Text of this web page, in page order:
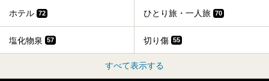
ホテル 72 ひとり旅・一人旅 70
塩化物泉 57 切り傷 55
すべて表示する